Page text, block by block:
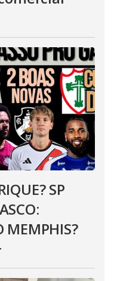
SP
MEMPHIS?